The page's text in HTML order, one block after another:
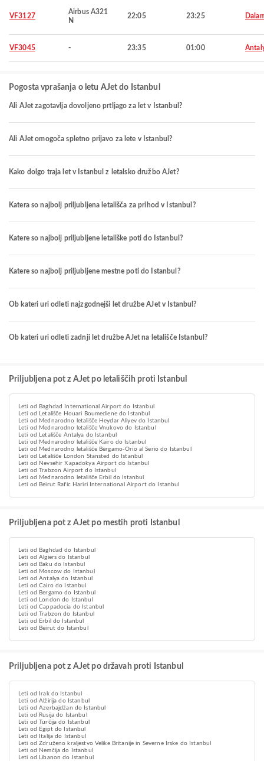
VF3127
Airbus A321
N
22:05 23:25
VF3045 - 23:35 01:00
Pogosta vprašanja o letu AJet do Istanbul
Ali AJet zagotavlja dovoljeno prtljago za let v Istanbul?
Ali AJet omogoča spletno prijavo za lete v Istanbul?
Kako dolgo traja let v Istanbul z letalsko družbo AJet?
Katera so najbolj priljubljena letališča za prihod v Istanbul?
Katere so najbolj priljubljene letališke poti do Istanbul?
Katere so najbolj priljubljene mestne poti do Istanbul?
Ob kateri uri odleti najzgodnejši let družbe AJet v Istanbul?
Ob kateri uri odleti zadnji let družbe AJet na letališče Istanbul?
Priljubljena pot z AJet po letališčih proti Istanbul
Leti od Baghdad International Airport do Istanbul
Leti od Letališče Houari Boumediene do Istanbul
Leti od Mednarodno letališče Heydar Aliyev do Istanbul
Leti od Mednarodno letališče Vnukovo do Istanbul
Leti od Letališče Antalya do Istanbul
Leti od Mednarodno letališče Kairo do Istanbul
Leti od Mednarodno letališče Bergamo-Orio al Serio do Istanbul
Leti od Letališče London Stansted do Istanbul
Leti od Nevsehir Kapadokya Airport do Istanbul
Leti od Trabzon Airport do Istanbul
Leti od Mednarodno letališče Erbil do Istanbul
Leti od Beirut Rafic Hariri International Airport do Istanbul
Priljubljena pot z AJet po mestih proti Istanbul
Leti od Baghdad do Istanbul
Leti od Algiers do Istanbul
Leti od Baku do Istanbul
Leti od Moscow do Istanbul
Leti od Antalya do Istanbul
Leti od Cairo do Istanbul
Leti od Bergamo do Istanbul
Leti od London do Istanbul
Leti od Cappadocia do Istanbul
Leti od Trabzon do Istanbul
Leti od Erbil do Istanbul
Leti od Beirut do Istanbul
Priljubljena pot z AJet po državah proti Istanbul
Leti od Irak do Istanbul
Leti od Alžirija do Istanbul
Leti od Azerbajdžan do Istanbul
Leti od Rusija do Istanbul
Leti od Turčija do Istanbul
Leti od Egipt do Istanbul
Leti od Italija do Istanbul
Leti od Združeno kraljestvo Velike Britanije in Severne Irske do Istanbul
Leti od Nemčija do Istanbul
Leti od Libanon do Istanbul